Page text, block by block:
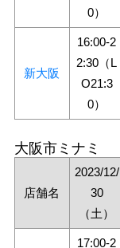
0）
新大阪
16:00-2
2:30（L
O21:3
0）
大阪市ミナミ
店舗名
2023/12/
30
（土）
17:00-2